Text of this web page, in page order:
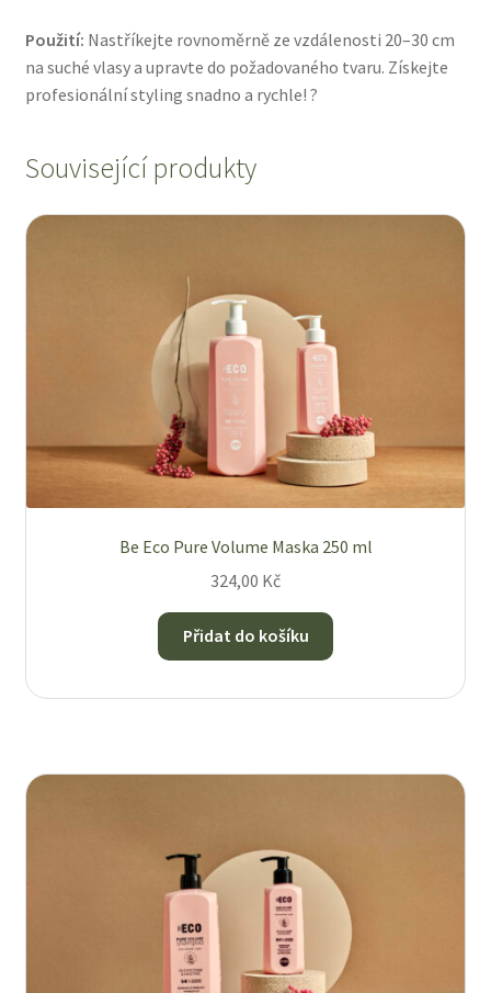
Použití: Nastříkejte rovnoměrně ze vzdálenosti 20–30 cm
na suché vlasy a upravte do požadovaného tvaru. Získejte
profesionální styling snadno a rychle! ?
Související produkty
Be Eco Pure Volume Maska 250 ml
324,00 Kč
Přidat do košíku